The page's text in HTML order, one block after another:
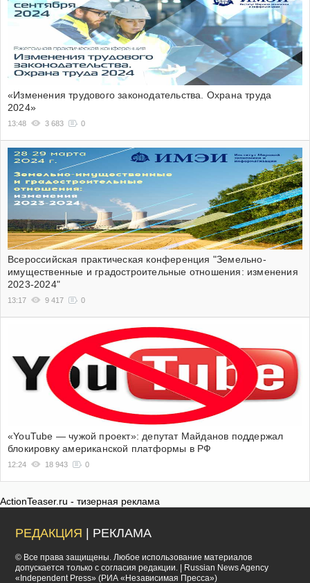
«Изменения трудового законодательства. Охрана труда
2024»
13:48 3 683 0
Всероссийская практическая конференция "Земельно-
имущественные и градостроительные отношения: изменения
2023-2024"
13:17 9 417 0
«YouTube — чужой проект»: депутат Майданов поддержал
блокировку американской платформы в РФ
12:24 18 943 0
ActionTeaser.ru - тизерная реклама
РЕДАКЦИЯ | РЕКЛАМА
© Все права защищены. Любое использование материалов
допускается только с согласия редакции. | Russian News Agency
«Independent Press» (РИА «Независимая Пресса»)